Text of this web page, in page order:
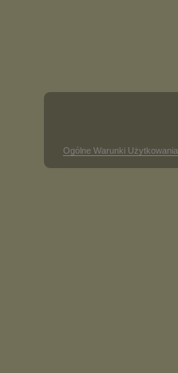
Ogólne Warunki Użytkowania